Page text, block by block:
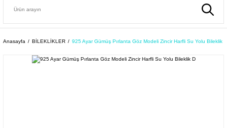
Anasayfa BİLEKLİKLER 925 Ayar Gümüş Pırlanta Göz Modeli Zincir Harfli Su Yolu Bileklik D